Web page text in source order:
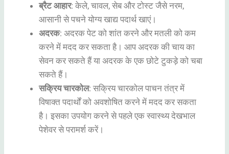
ब्रैट आहार: केले, चावल, सेब और टोस्ट जैसे नरम,
आसानी से पचने योग्य खाद्य पदार्थ खाएं।
अदरक: अदरक पेट को शांत करने और मतली को कम
करने में मदद कर सकता है। आप अदरक की चाय का
सेवन कर सकते हैं या अदरक के एक छोटे टुकड़े को चबा
सकते हैं।
सक्रिय चारकोल: सक्रिय चारकोल पाचन तंत्र में
विषाक्त पदार्थों को अवशोषित करने में मदद कर सकता
है। इसका उपयोग करने से पहले एक स्वास्थ्य देखभाल
पेशेवर से परामर्श करें।